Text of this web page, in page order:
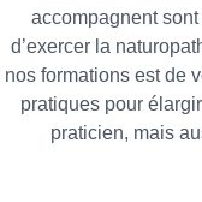
accompagnent
d’exercer la
nos formations est de
pratiques pour
praticien, mais